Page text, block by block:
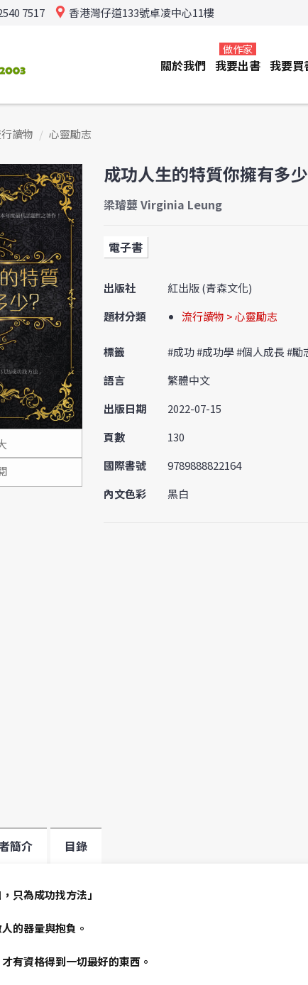
7517 香港灣仔道133號卓凌中心11樓
關於我們 我要出書
做作家
我要買
讀物 心靈勵志
成功人生的特質你擁有多
梁璿蘡 Virginia Leung
電子書
出版社
紅出版 (青森文化)
題材分類
流行讀物 > 心靈勵志
標籤
#成功 #成功學 #個人成長 #勵
語言
繁體中文
出版日期
2022-07-15
頁數
130
國際書號
9789888822164
內文色彩
黑白
簡介 目錄
只為成功找方法」
的器量與抱負。
有資格得到一切最好的東西。